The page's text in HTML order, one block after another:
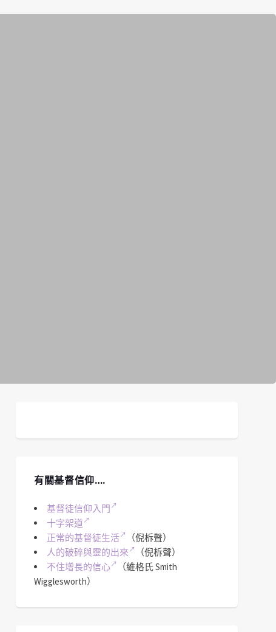
有關基督信仰….
基督徒信仰入門
十字架道
正常的基督徒生活
（倪柝聲）
人的破碎與靈的出來
（倪柝聲）
不住增長的信心
（維格氏 Smith
Wigglesworth）